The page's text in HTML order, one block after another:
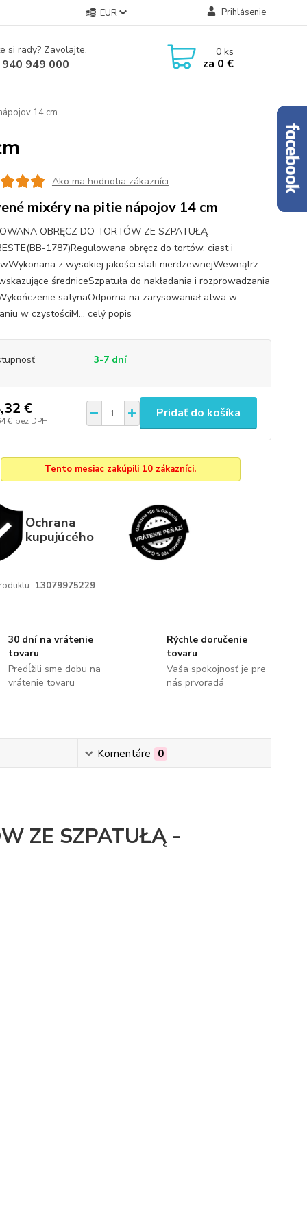
EUR Prihlásenie
si rady? Zavolajte.
949 000
0ks
za 0 €
14 cm
Ako ma hodnotia zákazníci
mixéry na pitie nápojov 14 cm
OBRĘCZ DO TORTÓW ZE SZPATUŁĄ -
1787)Regulowana obręcz do tortów, ciast i
z wysokiej jakości stali nierdzewnejWewnątrz
średniceSzpatuła do nakładania i rozprowadzania
satynaOdporna na zarysowaniaŁatwa w
w czystościM... celý popis
3-7 dní
€
€ bez DPH
Pridať do košíka
Tento mesiac zakúpili 10 zákazníci.
Ochrana
kupujúcého
13079975229
30 dní na vrátenie
tovaru
Predĺžili sme dobu na
vrátenie tovaru
Rýchle doručenie
tovaru
Vaša spokojnosť je pre
nás prvoradá
Komentáre 0
ZE SZPATUŁĄ -